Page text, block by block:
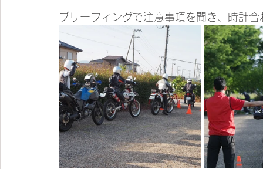
ブリーフィングで注意事項を聞き、時計